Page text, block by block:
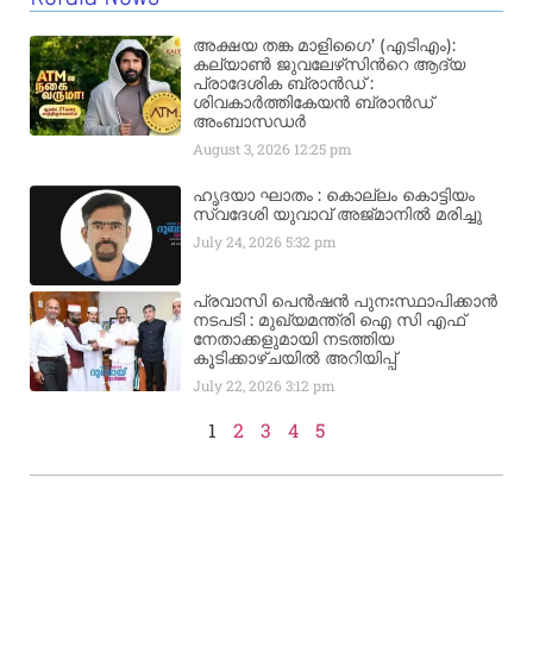
അക്ഷയ തങ്ക മാളിഗൈ’ (എടിഎം):
കല്യാണ്‍ ജുവലേഴ്‌സിന്‍റെ ആദ്യ
പ്രാദേശിക ബ്രാന്‍ഡ് :
ശിവകാര്‍ത്തികേയന്‍ ബ്രാന്‍ഡ്
അംബാസഡര്‍
August 3, 2026 12:25 pm
ഹൃദയാ ഘാതം : കൊല്ലം കൊട്ടിയം
സ്വദേശി യുവാവ് അജ്മാനിൽ മരിച്ചു
July 24, 20265:32 pm
പ്രവാസി പെൻഷൻ പുനഃസ്ഥാപിക്കാൻ
നടപടി : മുഖ്യമന്ത്രി ഐ സി എഫ്
നേതാക്കളുമായി നടത്തിയ
കൂടിക്കാഴ്ചയിൽ അറിയിപ്പ്
July 22, 20263:12 pm
1 2 3 4 5